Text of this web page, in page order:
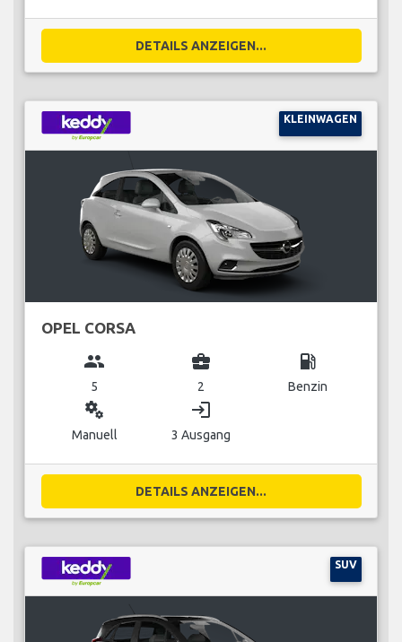
DETAILS ANZEIGEN...
KLEINWAGEN
OPEL CORSA
group
5
business_center
2
local_gas_station
Benzin
miscellaneous_services
Manuell
login
3 Ausgang
DETAILS ANZEIGEN...
SUV